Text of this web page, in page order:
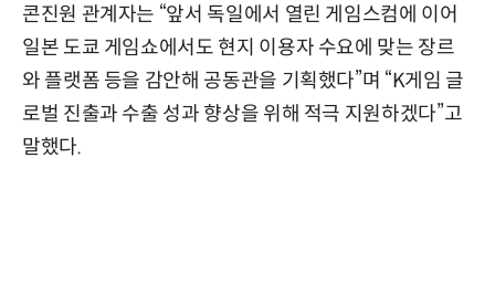
콘진원 관계자는 “앞서 독일에서 열린 게임스컴에 이어
일본 도쿄 게임쇼에서도 현지 이용자 수요에 맞는 장르
와 플랫폼 등을 감안해 공동관을 기획했다”며 “K게임 글
로벌 진출과 수출 성과 향상을 위해 적극 지원하겠다”고
말했다.